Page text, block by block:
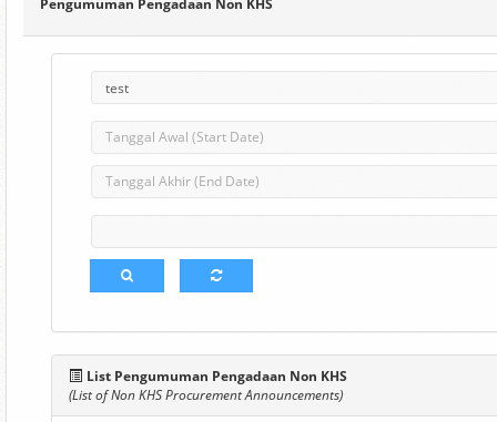
List Pengumuman Pengadaan Non KHS
(List of Non KHS Procurement Announcements)